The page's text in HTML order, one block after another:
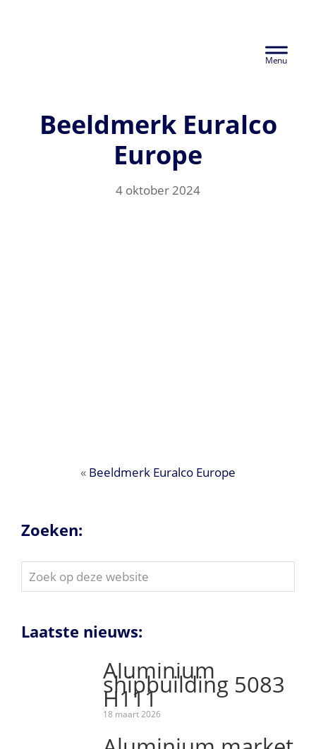
Header
Beeldmerk Euralco
Europe
4 oktober 2024
« Beeldmerk Euralco Europe
Zoeken:
Zoek
op
website
Laatste nieuws:
Aluminium
shipbuilding 5083
H111
18 maart 2026